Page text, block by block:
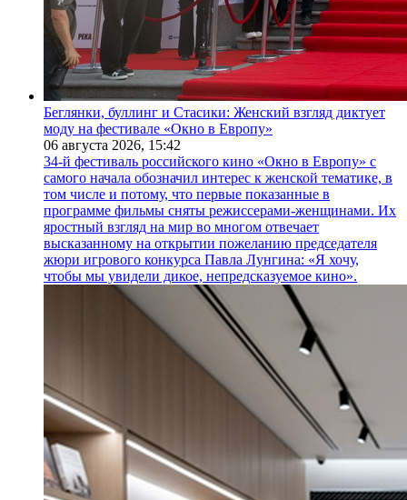
Беглянки, буллинг и Стасики: Женский взгляд диктует
моду на фестивале «Окно в Европу»
06 августа 2026, 15:42
34-й фестиваль российского кино «Окно в Европу» с
самого начала обозначил интерес к женской тематике, в
том числе и потому, что первые показанные в
программе фильмы сняты режиссерами-женщинами. Их
яростный взгляд на мир во многом отвечает
высказанному на открытии пожеланию председателя
жюри игрового конкурса Павла Лунгина: «Я хочу,
чтобы мы увидели дикое, непредсказуемое кино».